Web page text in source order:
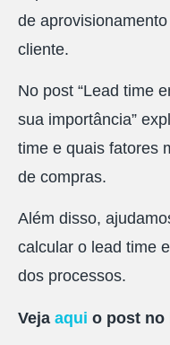
de
cliente.
No post “Lead time
sua importância”
time e quais fatores
de compras.
Além disso,
calcular o lead time
dos processos.
Veja aqui o post no